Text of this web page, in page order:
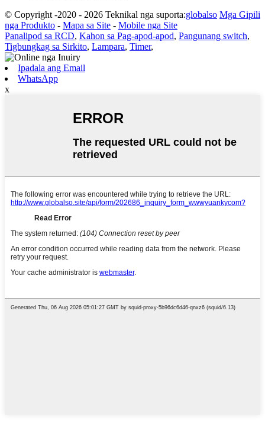
© Copyright -2020 - 2026 Teknikal nga suporta:globalso Mga Gipili
nga Produkto - Mapa sa Site - Mobile nga Site
Panalipod sa RCD, Kahon sa Pag-apod-apod, Pangunang switch,
Tigbungkag sa Sirkito, Lampara, Timer,
Ipadala ang Email
WhatsApp
x